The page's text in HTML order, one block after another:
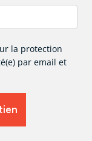
la protection
par email et